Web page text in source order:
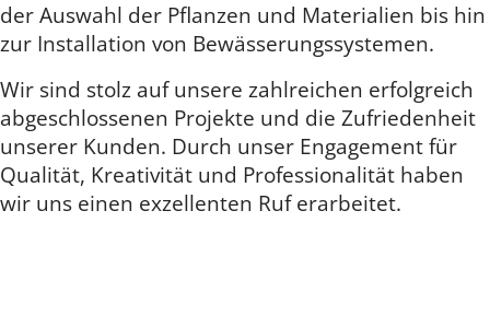
der Auswahl der Pflanzen und Materialien bis hin
zur Installation von Bewässerungssystemen.
Wir sind stolz auf unsere zahlreichen erfolgreich
abgeschlossenen Projekte und die Zufriedenheit
unserer Kunden. Durch unser Engagement für
Qualität, Kreativität und Professionalität haben
wir uns einen exzellenten Ruf erarbeitet.